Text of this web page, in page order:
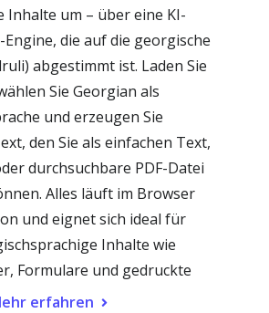
Inhalte um – über eine KI-
Engine, die auf die georgische
abgestimmt ist. Laden Sie
Sie Georgian als
und erzeugen Sie
den Sie als einfachen Text,
durchsuchbare PDF-Datei
Alles läuft im Browser
und eignet sich ideal für
Inhalte wie
Formulare und gedruckte
erfahren